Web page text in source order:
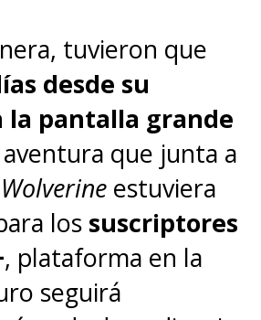
tuvieron que
desde su
la pantalla grande
que junta a
estuviera
los suscriptores
, plataforma en la
seguirá